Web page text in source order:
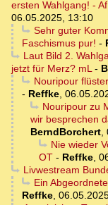
ersten Wahlgang! -
06.05.2025, 13:10
Sehr guter
Faschismus pur! -
Laut Bild 2.
jetzt für Merz? mL-
Nouripour
- Reffke,
Nouripour zu
wir besprechen
BerndBorchert,
Nie wieder
OT - Reffke,
Livwestream
Ein
Reffke,